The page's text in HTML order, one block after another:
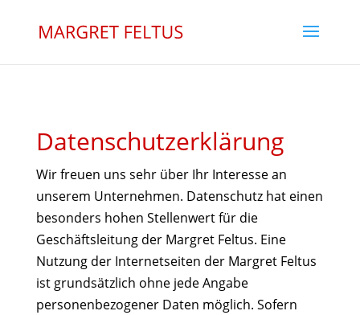
Datenschutzerklärung
Wir freuen uns sehr über Ihr Interesse an
unserem Unternehmen. Datenschutz hat einen
besonders hohen Stellenwert für die
Geschäftsleitung der Margret Feltus. Eine
Nutzung der Internetseiten der Margret Feltus
ist grundsätzlich ohne jede Angabe
personenbezogener Daten möglich. Sofern